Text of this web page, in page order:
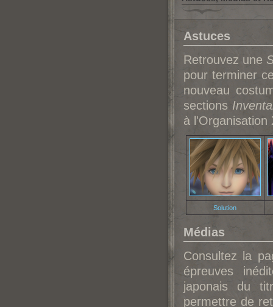
Astuces
Retrouvez une
pour terminer
nouveau
sections
à l'Organisation
Solution
Médias
Consultez la
épreuves
japonais du
permettre de